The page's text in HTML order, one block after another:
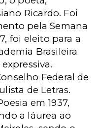
Ricardo. Foi
pela Semana
foi eleito para a
Brasileira
Federal de
de Letras.
em 1937,
a láurea ao